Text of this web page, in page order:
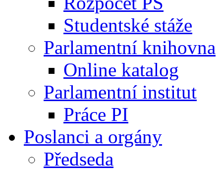
Studentské stáže
Parlamentní knihovna
Online katalog
Parlamentní institut
Práce PI
Poslanci a orgány
Předseda